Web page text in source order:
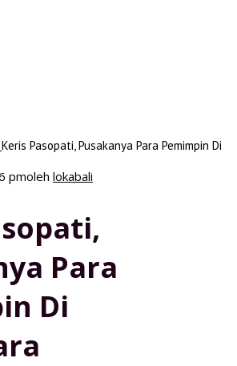
Keris Pasopati, Pusakanya Para Pemimpin Di
pmoleh lokabali
Para
Di